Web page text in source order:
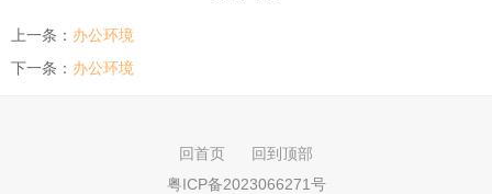
上一条： 办公环境
下一条： 办公环境
回首页
回到顶部
粤ICP备2023066271号